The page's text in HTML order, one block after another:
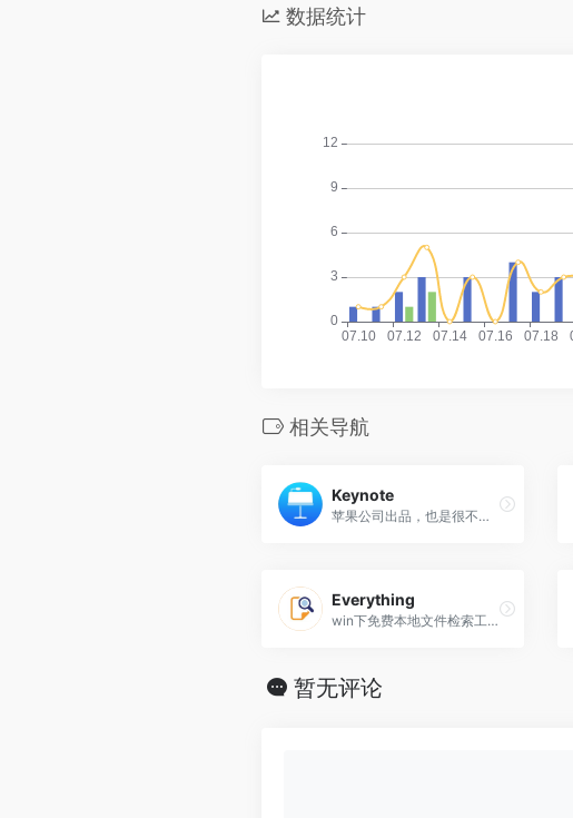
数据统计
相关导航
Keynote
苹果公司出品，也是很不错的可视化软件，需在mac上使用。
Everything
win下免费本地文件检索工具，类似的还有付费的Listary等。
暂无评论